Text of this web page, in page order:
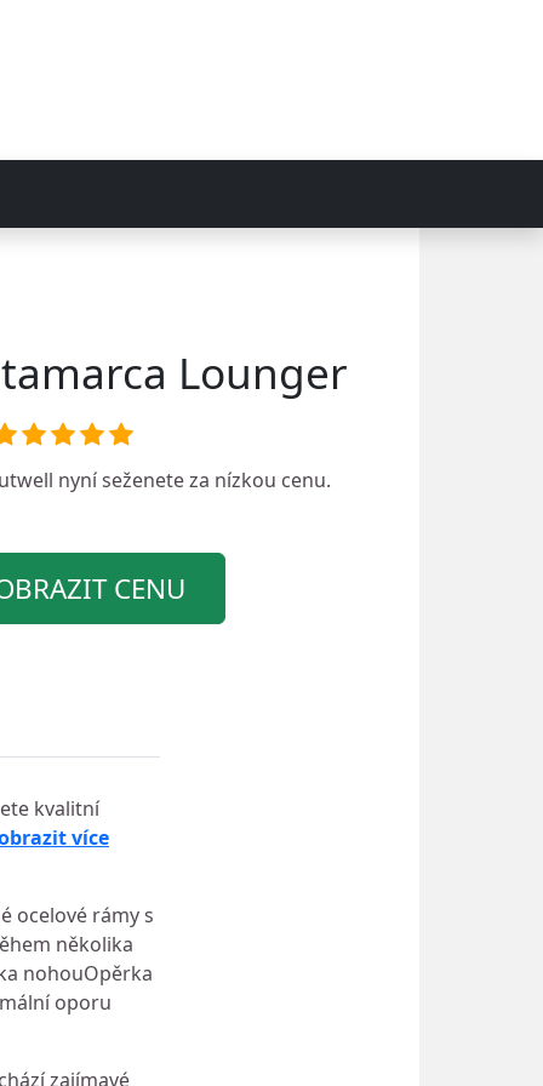
Lounger
nyní seženete za nízkou cenu.
CENU
kvalitní
více
ocelové rámy s
několika
nohouOpěrka
oporu
zajímavé